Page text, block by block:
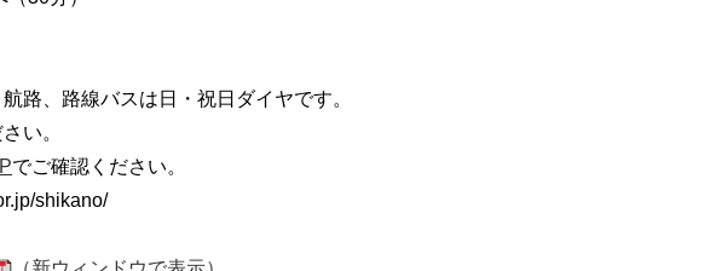
路、路線バスは日・祝日ダイヤです。
い。
でご確認ください。
shikano/